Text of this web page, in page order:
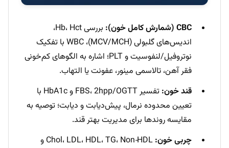
CBC (شمارش کامل خون):
بررسی Hb، Hct،
اندیس‌های گلبولی (MCV/MCH)، WBC با تفکیک
نوتروفیل/لنفوسیت و PLT؛ اشاره به الگوهای کم‌خونی
فقر آهن، تالاسمی مینور، عفونت یا التهاب.
قند خون:
تفسیر FBS، 2hpp/OGTT و HbA1c با
تعیین محدوده نرمال، پیش‌دیابت و دیابت؛ توصیه به
مقایسه روندها برای مدیریت بهتر قند.
چربی خون:
Chol، LDL، HDL، TG، Non‑HDL و